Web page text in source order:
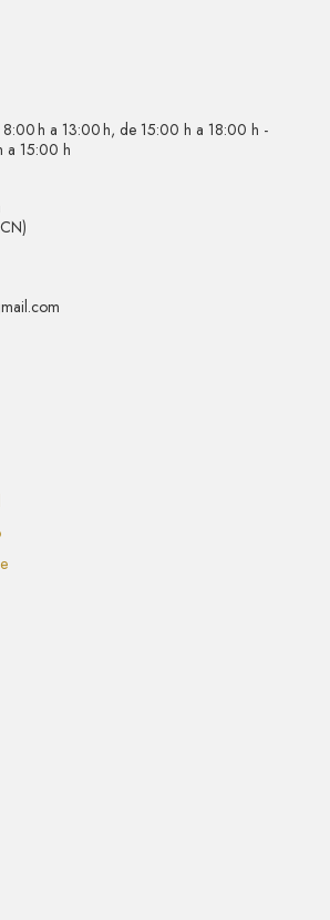
8:00 h a 13:00 h, de 15:00 h a 18:00 h -
a 15:00 h